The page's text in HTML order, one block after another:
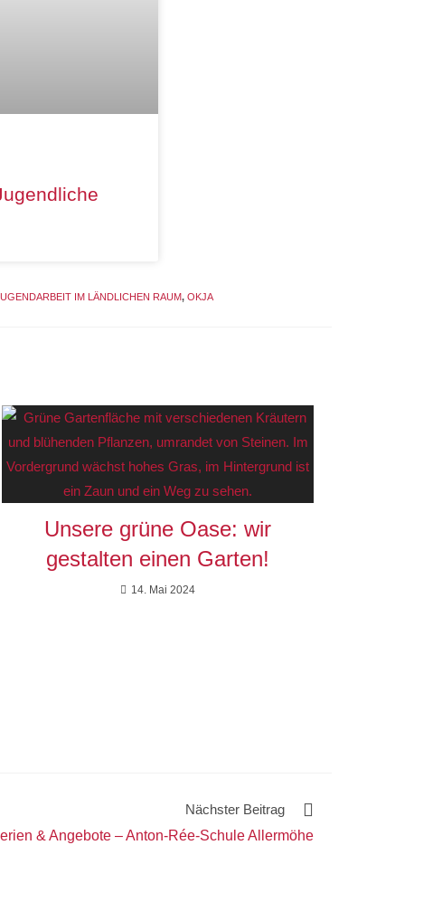
IM LÄNDLICHEN RAUM, OKJA
Unsere grüne Oase: wir
gestalten einen Garten!
14. Mai 2024
Nächster Beitrag
& Angebote – Anton-Rée-Schule Allermöhe